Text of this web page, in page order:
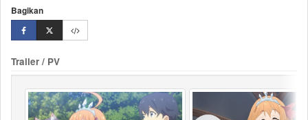
Bagikan
Trailer / PV